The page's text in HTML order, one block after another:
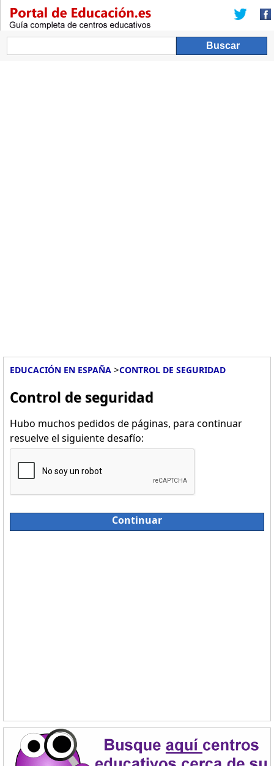
EDUCACIÓN EN ESPAÑA >CONTROL DE SEGURIDAD
Control de seguridad
Hubo muchos pedidos de páginas, para continuar
resuelve el siguiente desafío:
Continuar